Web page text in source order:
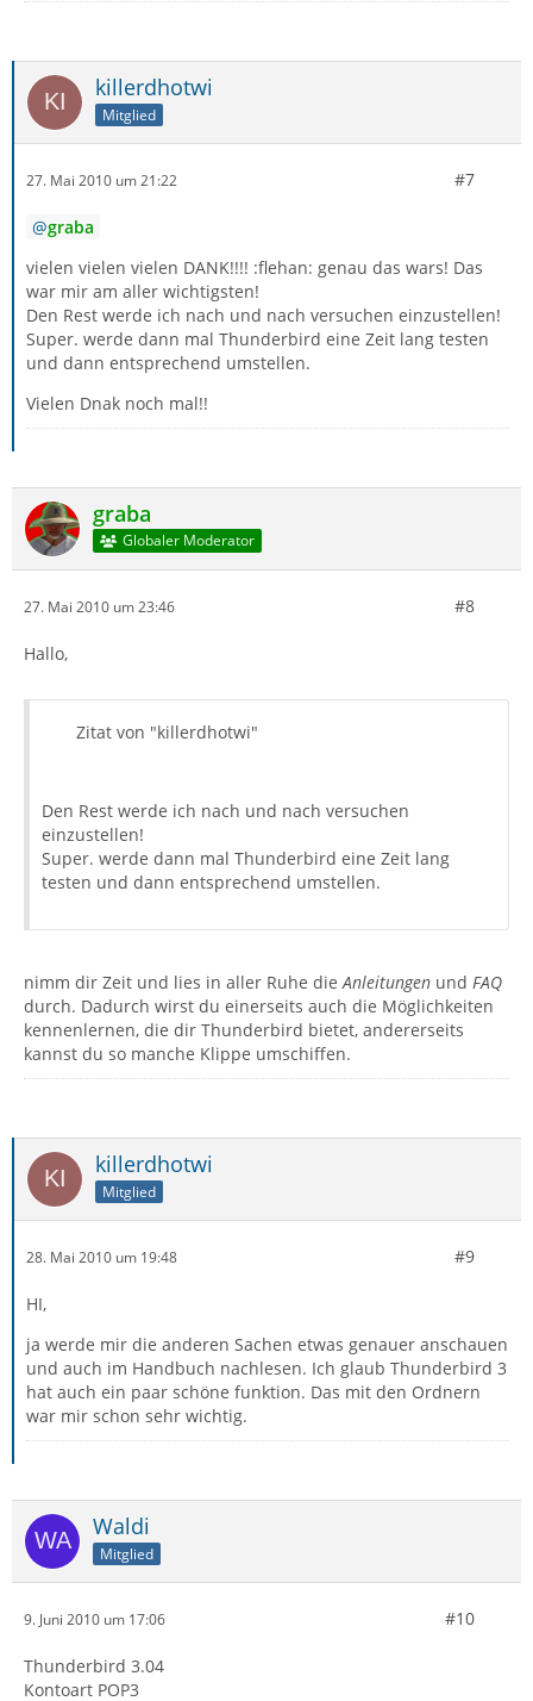
killerdhotwi
Mitglied
27. Mai 2010 um 21:22 #7
graba
vielen vielen vielen DANK!!!! :flehan: genau das wars! Das
war mir am aller wichtigsten!
Den Rest werde ich nach und nach versuchen einzustellen!
Super. werde dann mal Thunderbird eine Zeit lang testen
und dann entsprechend umstellen.
Vielen Dnak noch mal!!
graba
Globaler Moderator
27. Mai 2010 um 23:46 #8
Hallo,
Zitat von "killerdhotwi"
Den Rest werde ich nach und nach versuchen
einzustellen!
Super. werde dann mal Thunderbird eine Zeit lang
testen und dann entsprechend umstellen.
nimm dir Zeit und lies in aller Ruhe dieAnleitungen und FAQ
durch. Dadurch wirst du einerseits auch die Möglichkeiten
kennenlernen, die dir Thunderbird bietet, andererseits
kannst du so manche Klippe umschiffen.
killerdhotwi
Mitglied
28. Mai 2010 um 19:48 #9
HI,
ja werde mir die anderen Sachen etwas genauer anschauen
und auch im Handbuch nachlesen. Ich glaub Thunderbird 3
hat auch ein paar schöne funktion. Das mit den Ordnern
war mir schon sehr wichtig.
Waldi
Mitglied
9. Juni 2010 um 17:06 #10
Thunderbird 3.04
Kontoart POP3